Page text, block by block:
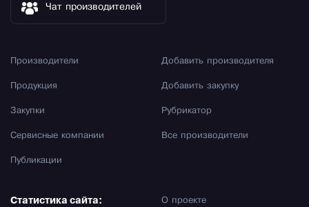
Чат производителей
Производители
Продукция
Закупки
Сервисные компании
Публикации
Добавить производителя
Добавить закупку
Рубрикатор
Все производители
О проекте
Статистика сайта: